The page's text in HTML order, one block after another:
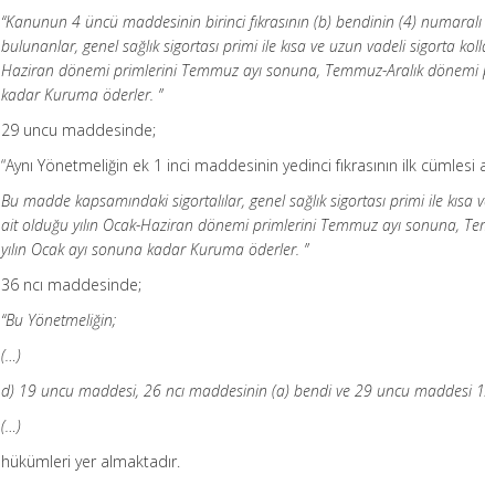
“Kanunun 4 üncü maddesinin birinci fıkrasının (b) bendinin (4)
bulunanlar, genel sağlık sigortası primi ile kısa ve uzun vadeli sigorta
Haziran dönemi primlerini Temmuz ayı sonuna, Temmuz-Aralık dönemi
kadar Kuruma öderler. ”
29 uncu maddesinde;
“Aynı Yönetmeliğin ek 1 inci maddesinin yedinci fıkrasının ilk
Bu madde kapsamındaki sigortalılar, genel sağlık sigortası primi ile
ait olduğu yılın Ocak-Haziran dönemi primlerini Temmuz ayı sonuna,
yılın Ocak ayı sonuna kadar Kuruma öderler. ”
36 ncı maddesinde;
“Bu Yönetmeliğin;
(…)
d) 19 uncu maddesi, 26 ncı maddesinin (a) bendi ve 29 uncu maddesi
(…)
hükümleri yer almaktadır.